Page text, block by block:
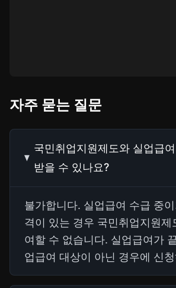
자주 묻는 질문
국민취업지원제도와 실업급
받을 수 있나요?
불가합니다. 실업급여 수급 중
격이 있는 경우 국민취업지원제
여할 수 없습니다. 실업급여가
업급여 대상이 아닌 경우에 신